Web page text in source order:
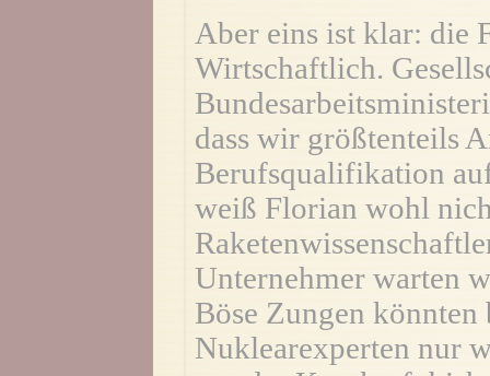
Aber eins ist klar: die
Wirtschaftlich.
dass wir größtenteils
Berufsqualifikation
weiß Florian wohl
Unternehmer warten
Böse Zungen könnten
Nuklearexperten nur